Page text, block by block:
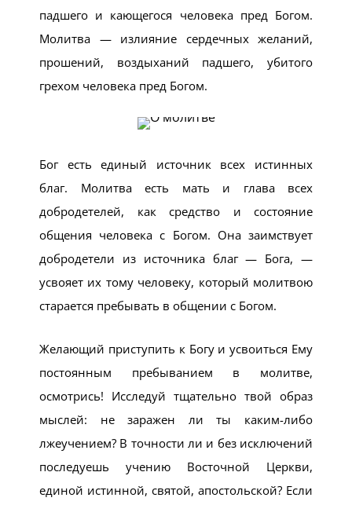
падшего и кающегося человека пред Богом.
Молитва — излияние сердечных желаний,
прошений, воздыханий падшего, убитого
грехом человека пред Богом.
Бог есть единый источник всех истинных
благ. Молитва есть мать и глава всех
добродетелей, как средство и состояние
общения человека с Богом. Она заимствует
добродетели из источника благ — Бога, —
усвояет их тому человеку, который молитвою
старается пребывать в общении с Богом.
Желающий приступить к Богу и усвоиться Ему
постоянным пребыванием в молитве,
осмотрись! Исследуй тщательно твой образ
мыслей: не заражен ли ты каким-либо
лжеучением? В точности ли и без исключений
последуешь учению Восточной Церкви,
единой истинной, святой, апостольской? Если